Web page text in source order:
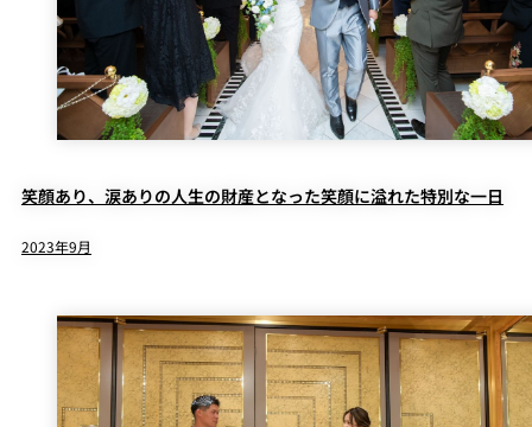
笑顔あり、涙ありの人生の財産となった笑顔に溢れた特別な一日
2023年9月